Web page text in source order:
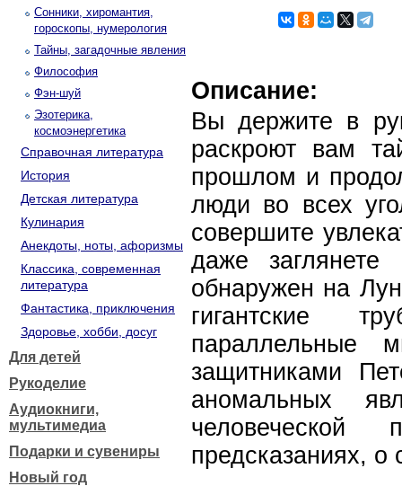
Сонники, хиромантия,
гороскопы, нумерология
Тайны, загадочные явления
Философия
Фэн-шуй
Эзотерика,
космоэнергетика
Справочная литература
История
Детская литература
Кулинария
Анекдоты, ноты, афоризмы
Классика, современная
литература
Фантастика, приключения
Здоровье, хобби, досуг
Для детей
Рукоделие
Аудиокниги,
мультимедиа
Подарки и сувениры
Новый год
Описание:
Вы держите в
раскроют вам
прошлом и
люди во всех
совершите
даже
обнаружен на
гигантские
параллельные
защитниками
аномальных
предсказаниях, о